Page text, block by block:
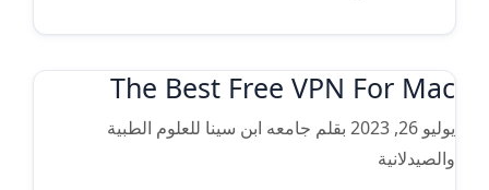
The Best Free VPN For Mac
يوليو 26, 2023 بقلم جامعه ابن سينا للعلوم الطبية
والصيدلانية